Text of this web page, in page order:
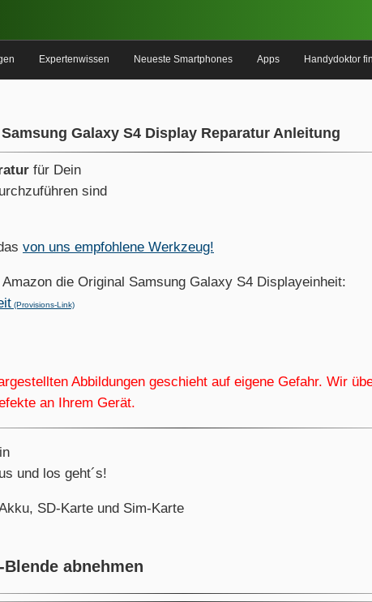
Expertenwissen Neueste Smartphones Apps Handydoktor
Galaxy S4 Display Reparatur Anleitung
für Dein
sind
von uns empfohlene Werkzeug!
die Original Samsung Galaxy S4 Displayeinheit:
(Provisions-Link)
Abbildungen geschieht auf eigene Gefahr. Wir
an Ihrem Gerät.
und los geht´s!
SD-Karte und Sim-Karte
abnehmen